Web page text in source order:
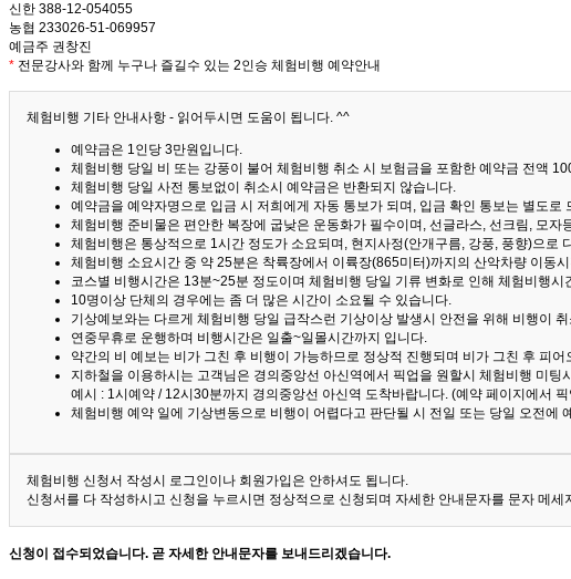
신한 388-12-054055
농협 233026-51-069957
예금주 권창진
* 전문강사와 함께 누구나 즐길수 있는 2인승 체험비행 예약안내
체험비행 기타 안내사항 - 읽어두시면 도움이 됩니다. ^^
예약금은 1인당 3만원입니다.
체험비행 당일 비 또는 강풍이 불어 체험비행 취소 시 보험금을 포함한 예약금 전액
체험비행 당일 사전 통보없이 취소시 예약금은 반환되지 않습니다.
예약금을 예약자명으로 입금 시 저희에게 자동 통보가 되며, 입금 확인 통보는 별도로
체험비행 준비물은 편안한 복장에 굽낮은 운동화가 필수이며, 선글라스, 선크림, 모자
체험비행은 통상적으로 1시간 정도가 소요되며, 현지사정(안개구름, 강풍, 풍향)으로
체험비행 소요시간 중 약 25분은 착륙장에서 이륙장(865미터)까지의 산악차량 이동
코스별 비행시간은 13분~25분 정도이며 체험비행 당일 기류 변화로 인해 체험비행
10명이상 단체의 경우에는 좀 더 많은 시간이 소요될 수 있습니다.
기상예보와는 다르게 체험비행 당일 급작스런 기상이상 발생시 안전을 위해 비행이
연중무휴로 운행하며 비행시간은 일출~일몰시간까지 입니다.
약간의 비 예보는 비가 그친 후 비행이 가능하므로 정상적 진행되며 비가 그친 후 피
지하철을 이용하시는 고객님은 경의중앙선 아신역에서 픽업을 원할시 체험비행 미팅
예시 : 1시예약 / 12시30분까지 경의중앙선 아신역 도착바랍니다. (예약 페이지에서
체험비행 예약 일에 기상변동으로 비행이 어렵다고 판단될 시 전일 또는 당일 오전
체험비행 신청서 작성시 로그인이나 회원가입은 안하셔도 됩니다.
신청서를 다 작성하시고 신청을 누르시면 정상적으로 신청되며 자세한 안내문자를 문자 메세
신청이 접수되었습니다. 곧 자세한 안내문자를 보내드리겠습니다.